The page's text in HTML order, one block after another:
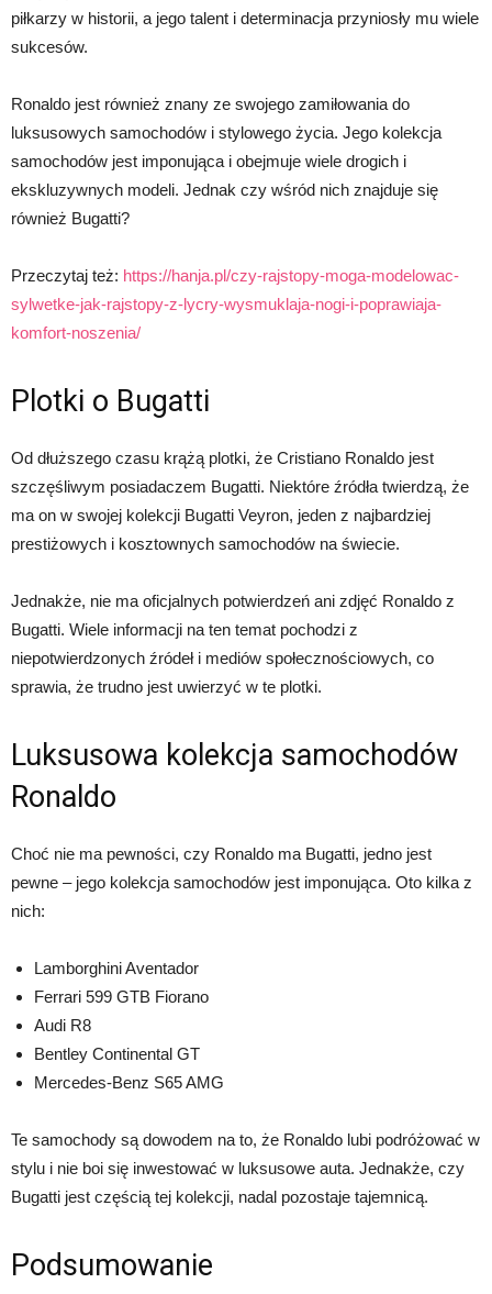
piłkarzy w historii, a jego talent i determinacja przyniosły mu wiele
sukcesów.
Ronaldo jest również znany ze swojego zamiłowania do
luksusowych samochodów i stylowego życia. Jego kolekcja
samochodów jest imponująca i obejmuje wiele drogich i
ekskluzywnych modeli. Jednak czy wśród nich znajduje się
również Bugatti?
Przeczytaj też: https://hanja.pl/czy-rajstopy-moga-modelowac-
sylwetke-jak-rajstopy-z-lycry-wysmuklaja-nogi-i-poprawiaja-
komfort-noszenia/
Plotki o Bugatti
Od dłuższego czasu krążą plotki, że Cristiano Ronaldo jest
szczęśliwym posiadaczem Bugatti. Niektóre źródła twierdzą, że
ma on w swojej kolekcji Bugatti Veyron, jeden z najbardziej
prestiżowych i kosztownych samochodów na świecie.
Jednakże, nie ma oficjalnych potwierdzeń ani zdjęć Ronaldo z
Bugatti. Wiele informacji na ten temat pochodzi z
niepotwierdzonych źródeł i mediów społecznościowych, co
sprawia, że trudno jest uwierzyć w te plotki.
Luksusowa kolekcja samochodów
Ronaldo
Choć nie ma pewności, czy Ronaldo ma Bugatti, jedno jest
pewne – jego kolekcja samochodów jest imponująca. Oto kilka z
nich:
Lamborghini Aventador
Ferrari 599 GTB Fiorano
Audi R8
Bentley Continental GT
Mercedes-Benz S65 AMG
Te samochody są dowodem na to, że Ronaldo lubi podróżować w
stylu i nie boi się inwestować w luksusowe auta. Jednakże, czy
Bugatti jest częścią tej kolekcji, nadal pozostaje tajemnicą.
Podsumowanie